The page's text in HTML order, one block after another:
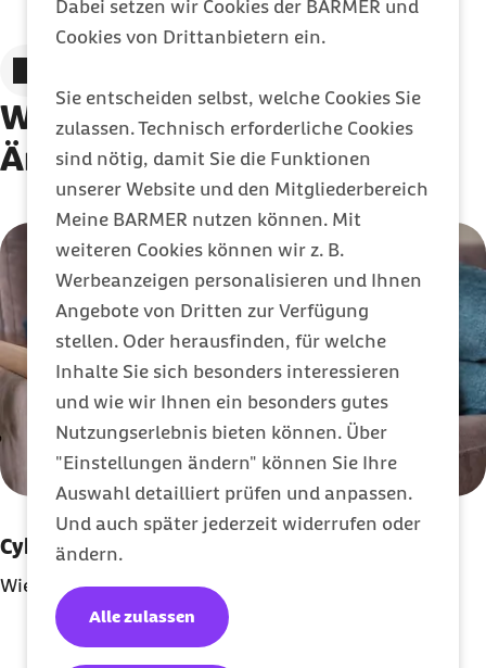
Dabei setzen wir Cookies der BARMER und
Cookies von Drittanbietern ein.
Sie entscheiden selbst, welche Cookies Sie
zulassen. Technisch erforderliche Cookies
sind nötig, damit Sie die Funktionen
unserer Website und den Mitgliederbereich
Meine BARMER nutzen können. Mit
weiteren Cookies können wir z. B.
Werbeanzeigen personalisieren und Ihnen
Angebote von Dritten zur Verfügung
stellen. Oder herausfinden, für welche
Inhalte Sie sich besonders interessieren
und wie wir Ihnen ein besonders gutes
Nutzungserlebnis bieten können. Über
"Einstellungen ändern" können Sie Ihre
Auswahl detailliert prüfen und anpassen.
Und auch später jederzeit widerrufen oder
ändern.
Alle zulassen
Wenn Angst krank macht:
Ängste und Phobien
Karussell mit 15 Elementen
Element 1 von 15
Cyberchondrie: Krank durch Dr. Google?
Wie endloses Recherchieren deine Angst verstärkt